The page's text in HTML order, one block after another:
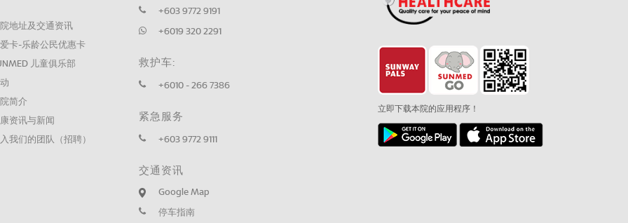
地址及交通资讯
卡-乐龄公民优惠卡
儿童俱乐部
简介
资讯与新闻
我们的团队（招聘）
+603 9772 9191
+6019 320 2291
救护车:
+6010 - 266 7386
紧急服务
+603 9772 9111
交通资讯
Google Map
停车指南
立即下载本院的应用程序！